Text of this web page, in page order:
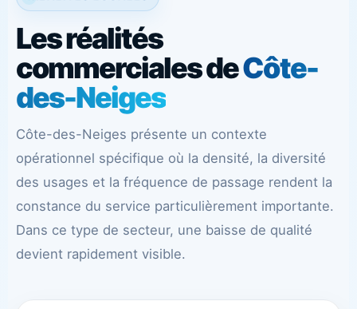
Les réalités
commerciales deCôte-
des-Neiges
Côte-des-Neiges présente un contexte
opérationnel spécifique où la densité, la diversité
des usages et la fréquence de passage rendent la
constance du service particulièrement importante.
Dans ce type de secteur, une baisse de qualité
devient rapidement visible.